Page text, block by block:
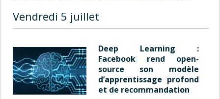
Vendredi 5 juillet
Deep Learning :
Facebook rend open-
source son modèle
d’apprentissage profond
et de recommandation